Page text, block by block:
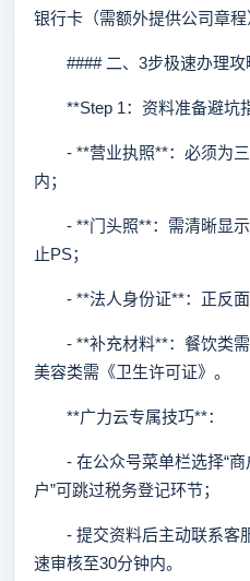
银行卡（需额外提供公司章程
#### 二、3步极速办理攻
**Step 1：资料准备避坑
- **营业执照**：必须为三
内；
- **门头照**：需清晰显示
止PS；
- **法人身份证**：正反面
- **补充材料**：餐饮类需
美容类需《卫生许可证》。
**广力云专属技巧**：
- 在公众号菜单栏选择“商
户”可跳过税务登记环节；
- 提交资料后主动联系客
速审核至30分钟内。